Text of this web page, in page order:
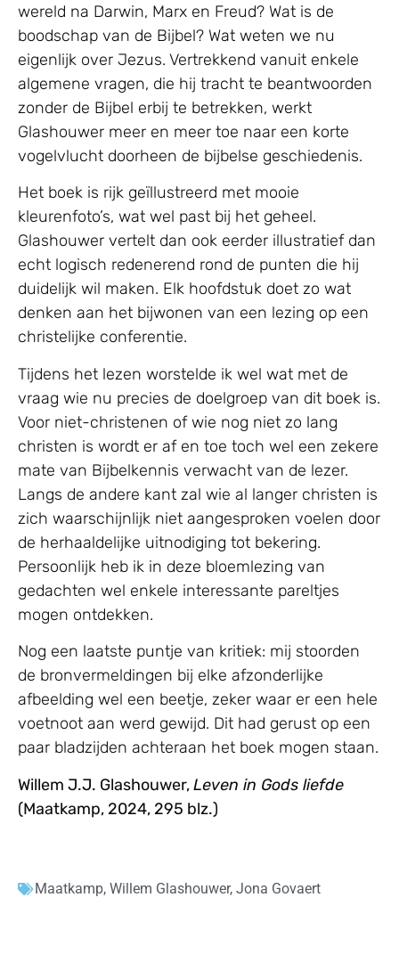
wereld na Darwin, Marx en Freud? Wat is de
boodschap van de Bijbel? Wat weten we nu
eigenlijk over Jezus. Vertrekkend vanuit enkele
algemene vragen, die hij tracht te beantwoorden
zonder de Bijbel erbij te betrekken, werkt
Glashouwer meer en meer toe naar een korte
vogelvlucht doorheen de bijbelse geschiedenis.
Het boek is rijk geïllustreerd met mooie
kleurenfoto’s, wat wel past bij het geheel.
Glashouwer vertelt dan ook eerder illustratief dan
echt logisch redenerend rond de punten die hij
duidelijk wil maken. Elk hoofdstuk doet zo wat
denken aan het bijwonen van een lezing op een
christelijke conferentie.
Tijdens het lezen worstelde ik wel wat met de
vraag wie nu precies de doelgroep van dit boek is.
Voor niet-christenen of wie nog niet zo lang
christen is wordt er af en toe toch wel een zekere
mate van Bijbelkennis verwacht van de lezer.
Langs de andere kant zal wie al langer christen is
zich waarschijnlijk niet aangesproken voelen door
de herhaaldelijke uitnodiging tot bekering.
Persoonlijk heb ik in deze bloemlezing van
gedachten wel enkele interessante pareltjes
mogen ontdekken.
Nog een laatste puntje van kritiek: mij stoorden
de bronvermeldingen bij elke afzonderlijke
afbeelding wel een beetje, zeker waar er een hele
voetnoot aan werd gewijd. Dit had gerust op een
paar bladzijden achteraan het boek mogen staan.
Willem J.J. Glashouwer,Leven in Gods liefde
(Maatkamp, 2024, 295 blz.)
Maatkamp, Willem Glashouwer, Jona Govaert